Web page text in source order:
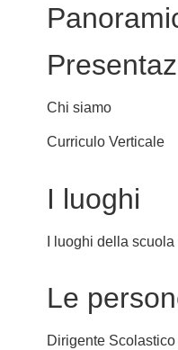
Chi siamo
Curriculo Verticale
I luoghi
I luoghi della scuola
Le
Dirigente Scolastico